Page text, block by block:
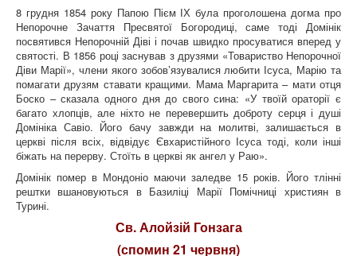
8 грудня 1854 року Папою Пієм ІХ була проголошена догма про
Непорочне Зачаття Пресвятої Богородиці, саме тоді Домінік
посвятився Непорочній Діві і почав швидко просуватися вперед у
святості. В 1856 році заснував з друзями «Товариство Непорочної
Діви Марії», члени якого зобов’язувалися любити Ісуса, Марію та
помагати друзям ставати кращими. Мама Маргарита – мати отця
Боско – сказала одного дня до свого сина: «У твоїй ораторії є
багато хлопців, але ніхто не перевершить доброту серця і душі
Домініка Савіо. Його бачу завжди на молитві, залишається в
церкві після всіх, відвідує Євхаристійного Ісуса тоді, коли інші
біжать на перерву. Стоїть в церкві як ангел у Раю».
Домінік помер в Мондоніо маючи заледве 15 років. Його тлінні
рештки вшановуються в Базиліці Марії Помічниці християн в
Турині.
Св. Алойзій Гонзага
(спомин 21 червня)